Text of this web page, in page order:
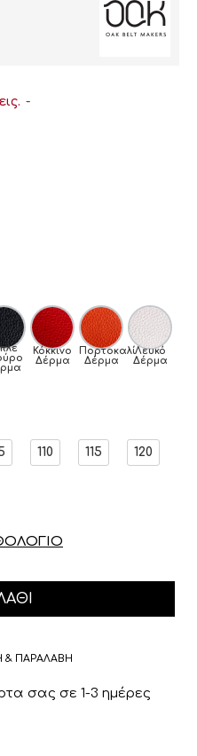
-
Κόκκινο
Δέρμα
Πορτοκαλί
Δέρμα
Λευκό
Δέρμα
110 115 120
ΠΑΡΑΛΑΒΗ
σας σε 1-3 ημέρες